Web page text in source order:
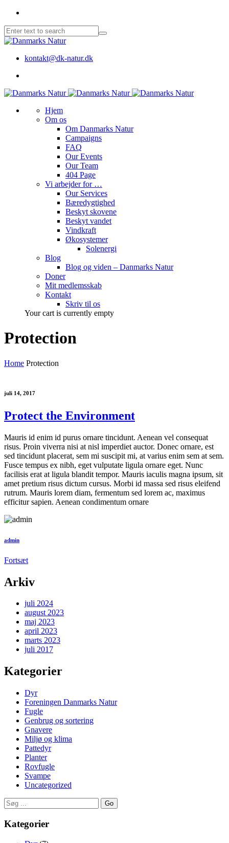
kontakt@dk-natur.dk
Hjem
Om os
Om Danmarks Natur
Campaigns
FAQ
Our Events
Our Team
404 Page
Vi arbejder for …
Our Services
Bæredygtighed
Beskyt skovene
Beskyt vandet
Vindkraft
Økosystemer
Solenergi
Blog
Blog og viden – Danmarks Natur
Doner
Mit medlemsskab
Kontakt
Skriv til os
Your cart is currently empty
Protection
Home Protection
juli 14, 2017
Protect the Environment
Mauris id enim id purus ornare tincidunt. Aenean vel consequat
risus. Proin viverra nisi at nisl imperdiet auctor. Donec ornare, est
sed tincidunt placerat, sem mi suscipit mi, at varius enim sem at sem.
Fusce tempus ex nibh, eget vulputate ligula ornare eget. Nunc
facilisis erat at ligula blandit tempor. Mauris iaculis magna ipsum, sit
amet pretium risus dictum cursus. Morbi id massa sed risus eleifend
rutrum. Mauris lorem diam, fermentum sed lorem ac, maximus
efficitur sapien. Aenean condimentum ornare
admin
Fortsæt
Arkiv
juli 2024
august 2023
maj 2023
april 2023
marts 2023
juli 2017
Kategorier
Dyr
Foreningen Danmarks Natur
Fugle
Genbrug og sortering
Gnavere
Miljø og klima
Pattedyr
Planter
Rovfugle
Svampe
Uncategorized
Go
Kategorier